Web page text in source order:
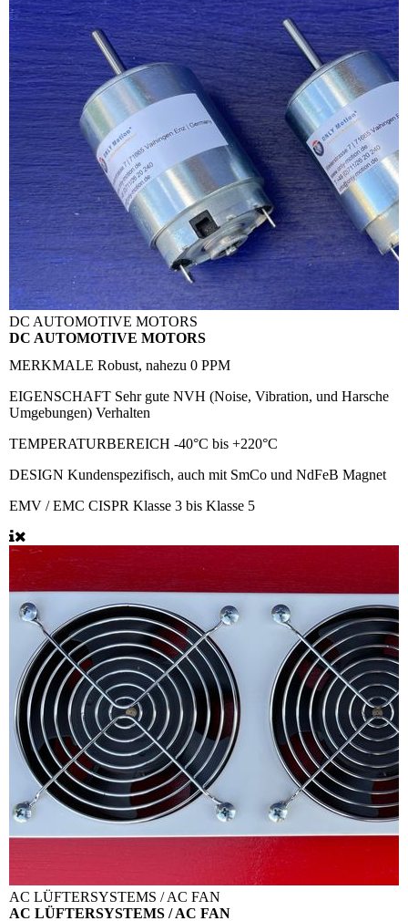
DC AUTOMOTIVE MOTORS
DC AUTOMOTIVE MOTORS
MERKMALE Robust, nahezu 0 PPM
EIGENSCHAFT Sehr gute NVH (Noise, Vibration, und Harsche
Umgebungen) Verhalten
TEMPERATURBEREICH -40°C bis +220°C
DESIGN Kundenspezifisch, auch mit SmCo und NdFeB Magnet
EMV / EMC CISPR Klasse 3 bis Klasse 5
AC LÜFTERSYSTEMS / AC FAN
AC LÜFTERSYSTEMS / AC FAN